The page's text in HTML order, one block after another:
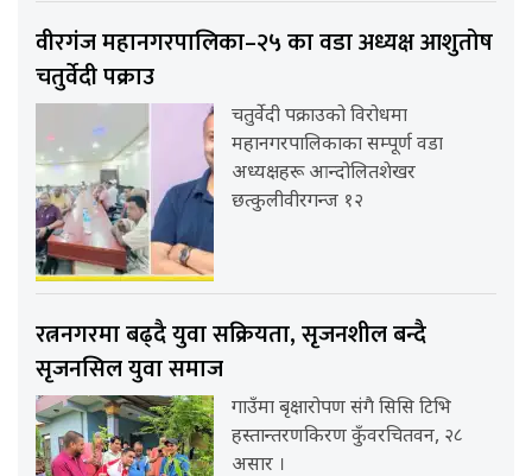
वीरगंज महानगरपालिका–२५ का वडा अध्यक्ष आशुतोष
चतुर्वेदी पक्राउ
चतुर्वेदी पक्राउको विरोधमा
महानगरपालिकाका सम्पूर्ण वडा
अध्यक्षहरू आन्दोलितशेखर
छत्कुलीवीरगन्ज १२
रत्ननगरमा बढ्दै युवा सक्रियता, सृजनशील बन्दै
सृजनसिल युवा समाज
गाउँमा बृक्षारोपण संगै सिसि टिभि
हस्तान्तरणकिरण कुँवरचितवन, २८
असार ।